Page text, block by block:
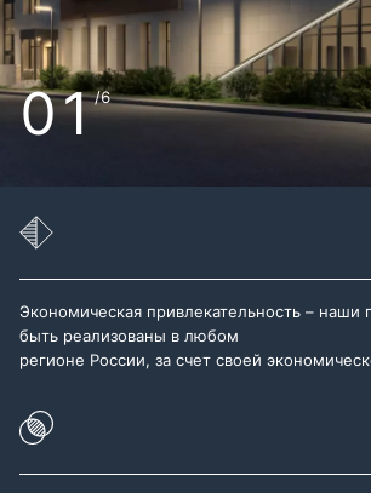
01/6
Экономическая привлекательность – наши
быть реализованы в любом
регионе России, за счет своей